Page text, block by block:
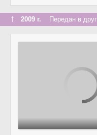
↑ 2009 г. Передан в